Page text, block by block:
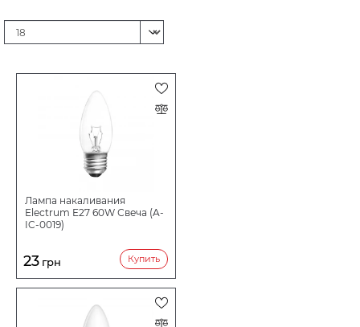
Лампа накаливания
Electrum E27 60W Свеча (A-
IC-0019)
23 грн Купить
НАПРЯЖЕНИЕ В